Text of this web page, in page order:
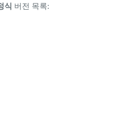
식 버전 목록: